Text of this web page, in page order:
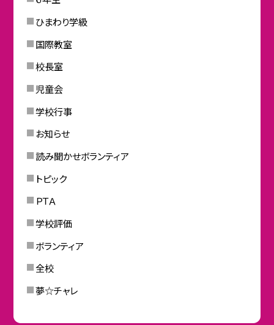
ひまわり学級
国際教室
校長室
児童会
学校行事
お知らせ
読み聞かせボランティア
トピック
ＰＴＡ
学校評価
ボランティア
全校
夢☆チャレ